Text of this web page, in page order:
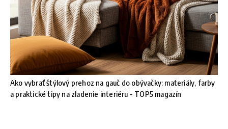
Ako vybrať štýlový prehoz na gauč do obývačky: materiály, farby
a praktické tipy na zladenie interiéru - TOP5 magazín